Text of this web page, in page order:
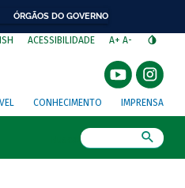
ÓRGÃOS DO GOVERNO
ACESSIBILIDADE A+ A-
CONHECIMENTO IMPRENSA